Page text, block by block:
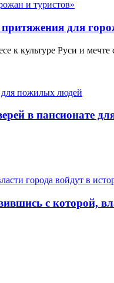
для
культуре Руси и мечте
в пансионате
с которой,